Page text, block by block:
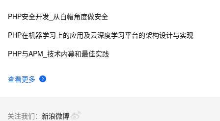
查看更多
PHP安全开发_从白帽角度做安全
PHP在机器学习上的应用及云深度学习平台的架构设计与实现
PHP与APM_技术内幕和最佳实践
关注我们： 新浪微博